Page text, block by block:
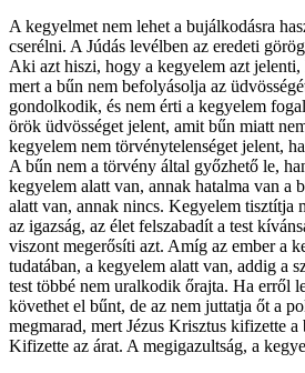
A kegyelmet nem lehet a bujálkodásra
cserélni. A Júdás levélben az eredeti
Aki azt hiszi, hogy a kegyelem azt jelenti,
mert a bűn nem befolyásolja az
gondolkodik, és nem érti a kegyelem
örök üdvösséget jelent, amit bűn miatt
kegyelem nem törvénytelenséget jelent,
A bűn nem a törvény által győzhető le,
kegyelem alatt van, annak hatalma van a
alatt van, annak nincs. Kegyelem tisztítja
az igazság, az élet felszabadít a test
viszont megerősíti azt. Amíg az ember a
tudatában, a kegyelem alatt van, addig a
test többé nem uralkodik őrajta. Ha erről
követhet el bűnt, de az nem juttatja őt a
megmarad, mert Jézus Krisztus kifizette a
Kifizette az árat. A megigazultság, a